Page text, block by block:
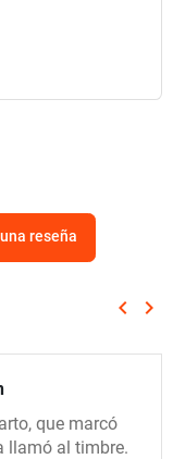
reseña
keyboard_arrow_left keyboard_arrow_right
que marcó
llamó al timbre.